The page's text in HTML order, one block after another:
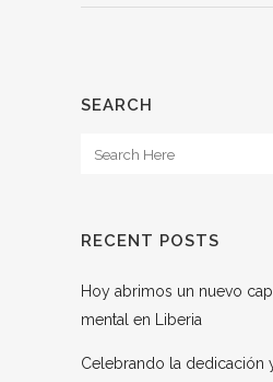
SEARCH
RECENT POSTS
Hoy abrimos un nuevo
mental en Liberia
Celebrando la dedicación